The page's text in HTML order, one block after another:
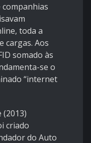
companhias
toda a
cargas. Aos
somado às
se o
“internet
criado
do Auto